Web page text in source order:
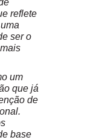
reflete
ser o
um
que já
de
base